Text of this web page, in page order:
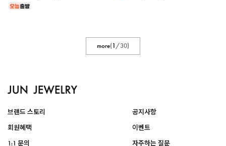
more(1/30)
브랜드 스토리
공지사항
회원혜택
이벤트
1:1 문의
자주하는 질문